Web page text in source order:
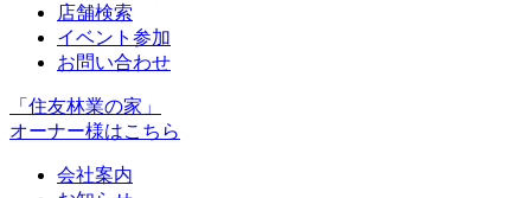
店舗検索
イベント参加
お問い合わせ
「住友林業の家」
オーナー様はこちら
会社案内